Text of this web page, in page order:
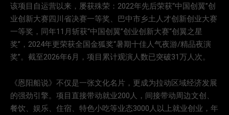
该项目自运营以来，屡获殊荣：2022年先后荣获“中国创翼”创
业创新大赛四川省决赛一等奖、巴中市乡土人才创新创业大赛
一等奖，同年11月斩获“中国创翼”创业创新大赛“创翼之星
奖”，2024年更荣获全国金狐奖“暑期十佳人气夜游/精品夜演
奖”。截至2026年6月，项目累计观演人数已突破31万人次。
《恩阳船说》不仅是一张文化名片，更成为拉动区域经济发展
的强劲引擎。项目直接带动就业200人，间接带动周边文创、
餐饮、娱乐、住宿、特色小吃等业态3000人以上就业创业，年